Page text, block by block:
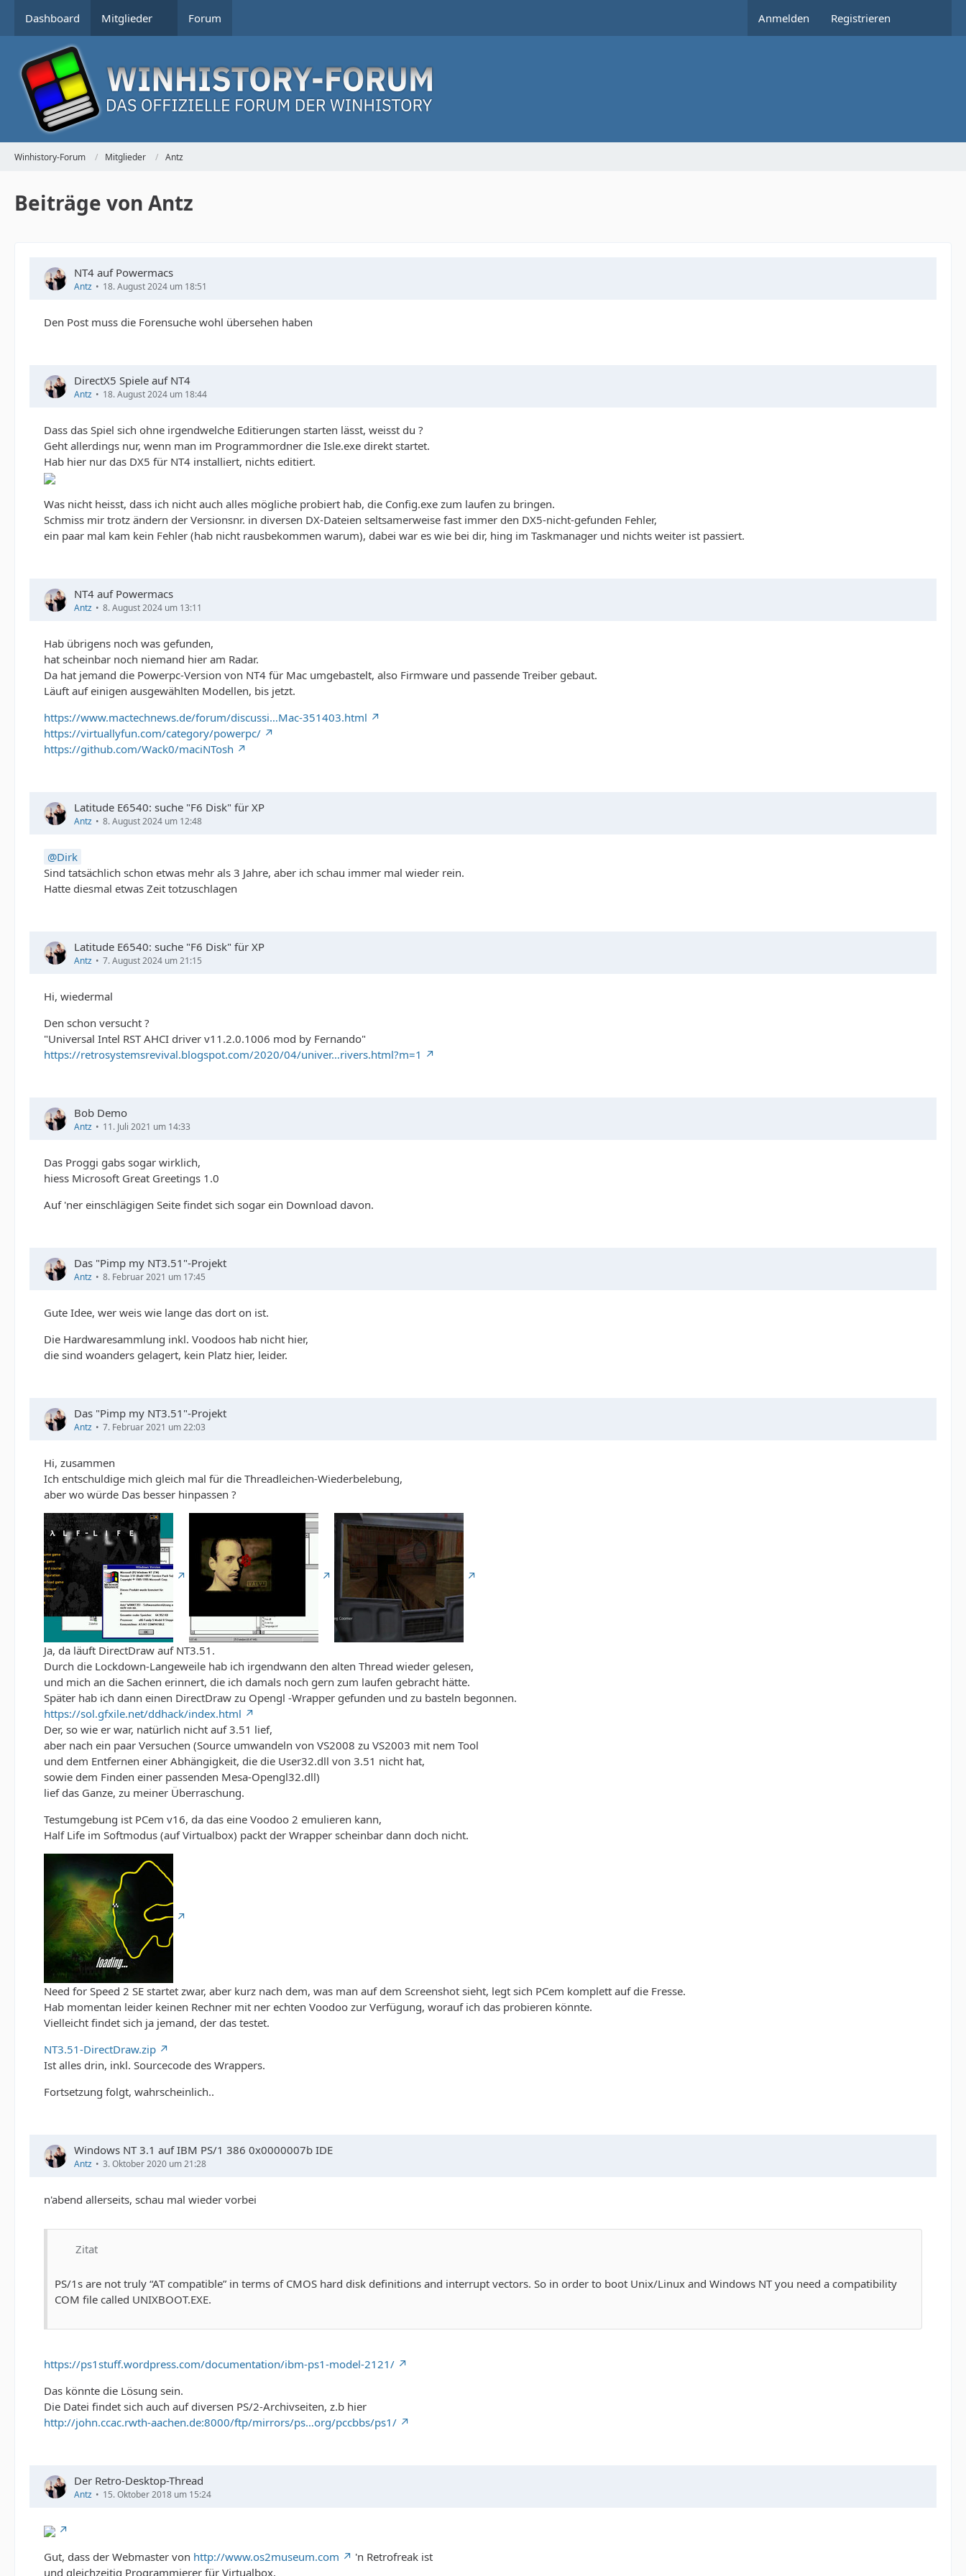
Dashboard Mitglieder Forum Anmelden Registrieren
Winhistory-Forum Mitglieder Antz
Beiträge von Antz
NT4 auf Powermacs
Antz 18. August 2024 um 18:51
Den Post muss die Forensuche wohl übersehen haben
DirectX5 Spiele auf NT4
Antz 18. August 2024 um 18:44
Dass das Spiel sich ohne irgendwelche Editierungen starten lässt, weisst du ?
Geht allerdings nur, wenn man im Programmordner die Isle.exe direkt startet.
Hab hier nur das DX5 für NT4 installiert, nichts editiert.
Was nicht heisst, dass ich nicht auch alles mögliche probiert hab, die Config.exe zum laufen zu bringen.
Schmiss mir trotz ändern der Versionsnr. in diversen DX-Dateien seltsamerweise fast immer den DX5-nicht-gefunden Fehler,
ein paar mal kam kein Fehler (hab nicht rausbekommen warum), dabei war es wie bei dir, hing im Taskmanager und nichts weiter ist passiert.
NT4 auf Powermacs
Antz 8. August 2024 um 13:11
Hab übrigens noch was gefunden,
hat scheinbar noch niemand hier am Radar.
Da hat jemand die Powerpc-Version von NT4 für Mac umgebastelt, also Firmware und passende Treiber gebaut.
Läuft auf einigen ausgewählten Modellen, bis jetzt.
https://www.mactechnews.de/forum/discussi…Mac-351403.html
https://virtuallyfun.com/category/powerpc/
https://github.com/Wack0/maciNTosh
Latitude E6540: suche "F6 Disk" für XP
Antz 8. August 2024 um 12:48
Dirk
Sind tatsächlich schon etwas mehr als 3 Jahre, aber ich schau immer mal wieder rein.
Hatte diesmal etwas Zeit totzuschlagen
Latitude E6540: suche "F6 Disk" für XP
Antz 7. August 2024 um 21:15
Hi, wiedermal
Den schon versucht ?
"Universal Intel RST AHCI driver v11.2.0.1006 mod by Fernando"
https://retrosystemsrevival.blogspot.com/2020/04/univer…rivers.html?m=1
Bob Demo
Antz 11. Juli 2021 um 14:33
Das Proggi gabs sogar wirklich,
hiess Microsoft Great Greetings 1.0
Auf 'ner einschlägigen Seite findet sich sogar ein Download davon.
Das "Pimp my NT3.51"-Projekt
Antz 8. Februar 2021 um 17:45
Gute Idee, wer weis wie lange das dort on ist.
Die Hardwaresammlung inkl. Voodoos hab nicht hier,
die sind woanders gelagert, kein Platz hier, leider.
Das "Pimp my NT3.51"-Projekt
Antz 7. Februar 2021 um 22:03
Hi, zusammen
Ich entschuldige mich gleich mal für die Threadleichen-Wiederbelebung,
aber wo würde Das besser hinpassen ?
Ja, da läuft DirectDraw auf NT3.51.
Durch die Lockdown-Langeweile hab ich irgendwann den alten Thread wieder gelesen,
und mich an die Sachen erinnert, die ich damals noch gern zum laufen gebracht hätte.
Später hab ich dann einen DirectDraw zu Opengl -Wrapper gefunden und zu basteln begonnen.
https://sol.gfxile.net/ddhack/index.html
Der, so wie er war, natürlich nicht auf 3.51 lief,
aber nach ein paar Versuchen (Source umwandeln von VS2008 zu VS2003 mit nem Tool
und dem Entfernen einer Abhängigkeit, die die User32.dll von 3.51 nicht hat,
sowie dem Finden einer passenden Mesa-Opengl32.dll)
lief das Ganze, zu meiner Überraschung.
Testumgebung ist PCem v16, da das eine Voodoo 2 emulieren kann,
Half Life im Softmodus (auf Virtualbox) packt der Wrapper scheinbar dann doch nicht.
Need for Speed 2 SE startet zwar, aber kurz nach dem, was man auf dem Screenshot sieht, legt sich PCem komplett auf die Fresse.
Hab momentan leider keinen Rechner mit ner echten Voodoo zur Verfügung, worauf ich das probieren könnte.
Vielleicht findet sich ja jemand, der das testet.
NT3.51-DirectDraw.zip
Ist alles drin, inkl. Sourcecode des Wrappers.
Fortsetzung folgt, wahrscheinlich..
Windows NT 3.1 auf IBM PS/1 386 0x0000007b IDE
Antz 3. Oktober 2020 um 21:28
n'abend allerseits, schau mal wieder vorbei
Zitat
PS/1s are not truly “AT compatible” in terms of CMOS hard disk definitions and interrupt vectors. So in order to boot Unix/Linux and Windows NT you need a compatibility
COM file called UNIXBOOT.EXE.
https://ps1stuff.wordpress.com/documentation/ibm-ps1-model-2121/
Das könnte die Lösung sein.
Die Datei findet sich auch auf diversen PS/2-Archivseiten, z.b hier
http://john.ccac.rwth-aachen.de:8000/ftp/mirrors/ps…org/pccbbs/ps1/
Der Retro-Desktop-Thread
Antz 15. Oktober 2018 um 15:24
Gut, dass der Webmaster von http://www.os2museum.com
'n Retrofreak ist
und gleichzeitig Programmierer für Virtualbox,